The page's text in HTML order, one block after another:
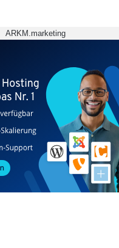
ARKM.marketing